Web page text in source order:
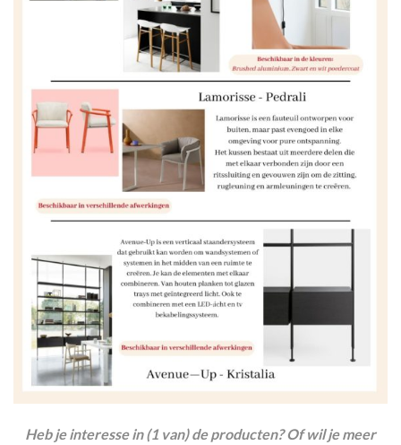
Heb je interesse in (1 van) de producten? Of wil je meer